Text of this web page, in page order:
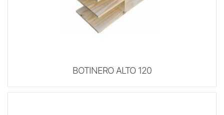
BOTINERO ALTO 120